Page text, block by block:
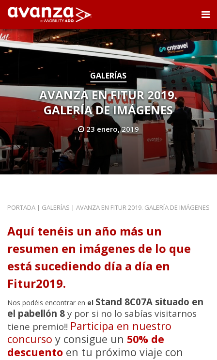
GALERÍAS
AVANZA EN FITUR 2019.
GALERÍA DE IMÁGENES
23 enero, 2019
PORTADA | GALERÍAS | AVANZA EN FITUR 2019. GALERÍA DE IMÁGENES
Aquí tenéis un año más un
resumen en imágenes de lo que
está sucediendo día a día en
Fitur2019.
Nos podéis encontrar en el Stand 8C07A situado en
el pabellón 8 y por si no lo sabías visitarnos
tiene premio!! Participa en nuestro
concurso y consigue un 50% de
descuento en tu próximo viaje con